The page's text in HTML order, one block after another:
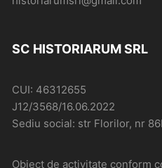
SC HISTORIARUM SRL
CUI: 46312655
J12/3568/16.06.2022
Sediu social: str Florilor, nr
Obiect de activitate conform